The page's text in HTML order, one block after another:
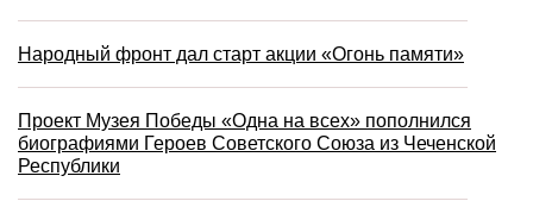
Народный фронт дал старт акции «Огонь памяти»
Проект Музея Победы «Одна на всех» пополнился
биографиями Героев Советского Союза из Чеченской
Республики